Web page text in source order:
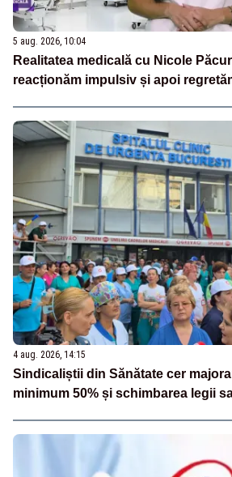
5 aug. 2026, 10:04
Realitatea medicală cu Nicole
reacționăm impulsiv și apoi
4 aug. 2026, 14:15
Sindicaliștii din Sănătate cer
minimum 50% și schimbarea legii